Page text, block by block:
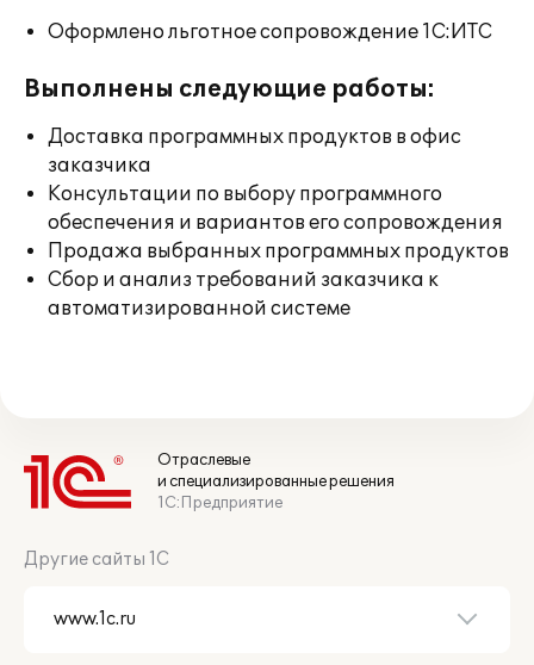
Оформлено льготное сопровождение 1С:ИТС
Выполнены следующие работы:
Доставка программных продуктов в офис
заказчика
Консультации по выбору программного
обеспечения и вариантов его сопровождения
Продажа выбранных программных продуктов
Сбор и анализ требований заказчика к
автоматизированной системе
Отраслевые
и специализированные решения
1С:Предприятие
Другие сайты 1С